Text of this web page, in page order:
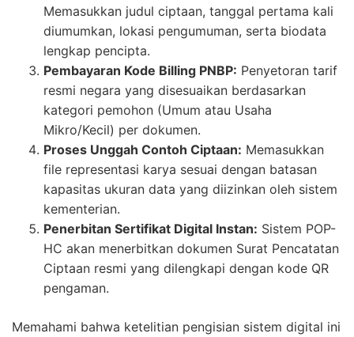
Memasukkan judul ciptaan, tanggal pertama kali
diumumkan, lokasi pengumuman, serta biodata
lengkap pencipta.
Pembayaran Kode Billing PNBP: Penyetoran tarif
resmi negara yang disesuaikan berdasarkan
kategori pemohon (Umum atau Usaha
Mikro/Kecil) per dokumen.
Proses Unggah Contoh Ciptaan: Memasukkan
file representasi karya sesuai dengan batasan
kapasitas ukuran data yang diizinkan oleh sistem
kementerian.
Penerbitan Sertifikat Digital Instan: Sistem POP-
HC akan menerbitkan dokumen Surat Pencatatan
Ciptaan resmi yang dilengkapi dengan kode QR
pengaman.
Memahami bahwa ketelitian pengisian sistem digital ini